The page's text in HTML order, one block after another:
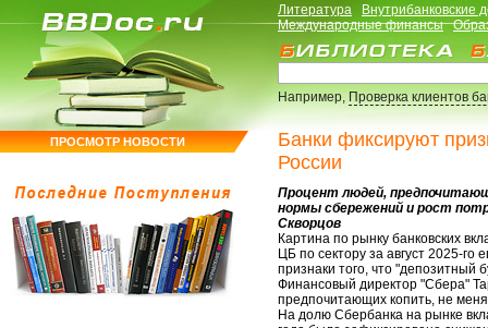
ПРОСМОТР НОВОСТИ
Литература
Внутрибанковские
Международные финансы
Например,Проверка клиентов
Банки фиксируют
России
Процент людей,
нормы сбережений и рост
Скворцов
Картина по рынку банковских
ЦБ по сектору за август 2025-
признаки того, что "депозитный
Финансовый директор "Сбера"
предпочитающих копить, не
На долю Сбербанка на рынке